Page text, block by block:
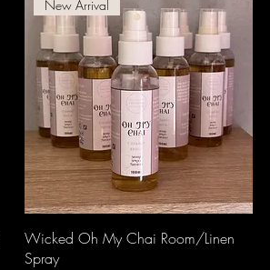
Aperçu rapide
New Arrival
Wicked Oh My Chai Room/Linen
Spray